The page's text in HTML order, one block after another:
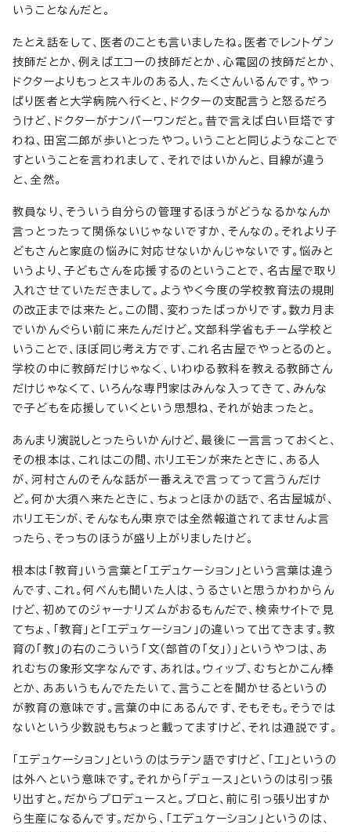
いうことなんだと。
たとえ話をして、医者のことも言いましたね。医者でレントゲン
技師だとか、例えばエコーの技師だとか、心電図の技師だとか、
ドクターよりもっとスキルのある人、たくさんいるんです。やっ
ぱり医者と大学病院へ行くと、ドクターの支配言うと怒るだろ
うけど、ドクターがナンバーワンだと。昔で言えば白い巨塔です
わね、田宮二郎が歩いとったやつ。いうことと同じようなことで
すということを言われまして、それではいかんと、目線が違う
と、全然。
教員なり、そういう自分らの管理するほうがどうなるかなんか
言っとったって関係ないじゃないですか、そんなの。それより子
どもさんと家庭の悩みに対応せないかんじゃないです。悩みと
いうより、子どもさんを応援するのということで、名古屋で取り
入れさせていただきまして。ようやく今度の学校教育法の規則
の改正までは来たと。この間、変わったばっかりです。数カ月ま
でいかんぐらい前に来たんだけど。文部科学省もチーム学校と
いうことで、ほぼ同じ考え方です、これ名古屋でやっとるのと。
学校の中に教師だけじゃなく、いわゆる教科を教える教師さん
だけじゃなくて、いろんな専門家はみんな入ってきて、みんな
で子どもを応援していくという思想ね、それが始まったと。
あんまり演説しとったらいかんけど、最後に一言言っておくと、
その根本は、これはこの間、ホリエモンが来たときに、ある人
が、河村さんのそんな話が一番ええで言ってって言うんだけ
ど。何か大須へ来たときに、ちょっとほかの話で、名古屋城が、
ホリエモンが、そんなもん東京では全然報道されてませんよ言
ったら、そっちのほうが盛り上がりましたけど。
根本は「教育」いう言葉と「エデュケーション」という言葉は違う
んです、これ。何べんも聞いた人は、うるさいと思うかわからん
けど、初めてのジャーナリズムがおるもんだで、検索サイトで見
てちょ、「教育」と「エデュケーション」の違いって出てきます。教
育の「教」の右のこういう「文（部首の「攵」）」というやつは、あ
れむちの象形文字なんです、あれは。ウィップ、むちとかこん棒
とか、ああいうもんでたたいて、言うことを聞かせるというの
が教育の意味です。言葉の中にあるんです、そもそも。そうでは
ないという少数説もちょっと載ってますけど、それは通説です。
「エデュケーション」というのはラテン語ですけど、「エ」というの
は外へという意味です。それから「デュース」というのは引っ張
り出すと。だからプロデュースと。プロと、前に引っ張り出すか
ら生産になるんです。だから、「エデュケーション」というのは、